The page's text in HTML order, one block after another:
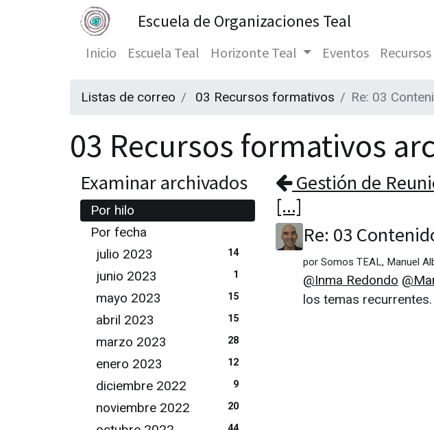
Escuela de Organizaciones Teal
Inicio
Escuela Teal Horizonte Teal Eventos Recursos
Listas de correo 03 Recursos formativos Re: 03
03 Recursos formativos
Examinar archivados
Por hilo
Por fecha
julio 2023
14
junio 2023 1
mayo 2023 15
abril 2023 15
marzo 2023 28
enero 2023 12
diciembre 2022 9
noviembre 2022 20
44
Gestión de
[...]
Re: 03
por Somos TEAL, Manuel
@Inma Redondo
los temas recurrentes.